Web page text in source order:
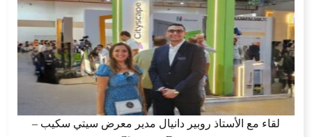
لقاء مع الأستاذ روبير دانيال مدير معرض سيتي سكيب –